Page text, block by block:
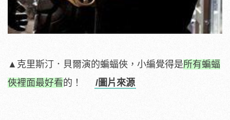
▲克里斯汀．貝爾演的蝙蝠俠，小編覺得是所有蝙蝠
俠裡面最好看的！ /圖片來源